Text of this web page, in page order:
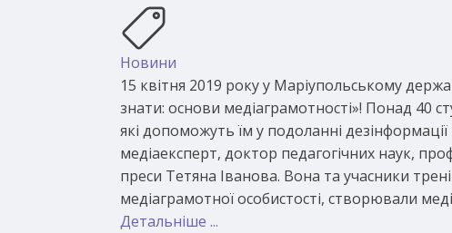
Новини
15 квітня 2019 року у Маріупольському
знати: основи медіаграмотності»! Понад 40
які допоможуть їм у подоланні
медіаексперт, доктор педагогічних наук,
преси Тетяна Іванова. Вона та учасники
медіаграмотної особистості, створювали
Детальніше ...